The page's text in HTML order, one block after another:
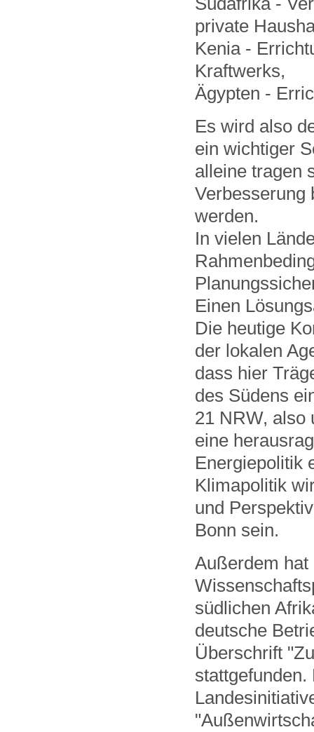
private
Kenia -
Kraftwerks,
Ägypten -
Es wird also
ein wichtiger
alleine tragen
Verbesserung
werden.
In vielen
Einen
Die heutige
der lokalen
dass hier
des Südens
21 NRW, also
eine
Energiepolitik
Klimapolitik
und
Bonn sein.
Außerdem
südlichen
deutsche
Überschrift